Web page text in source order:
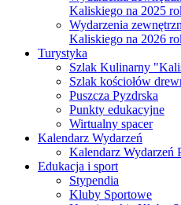
Kaliskiego na 2025
Wydarzenia
Kaliskiego na 2026
Turystyka
Szlak Kulinarny
Szlak kościołów
Puszcza Pyzdrska
Punkty edukacyjne
Wirtualny spacer
Kalendarz Wydarzeń
Kalendarz Wydarzeń
Edukacja i sport
Stypendia
Kluby Sportowe